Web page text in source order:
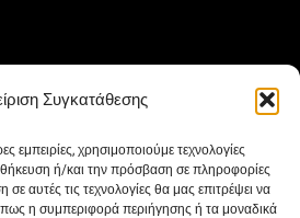
Συγκατάθεσης
εμπειρίες, χρησιμοποιούμε τεχνολογίες
ή/και την πρόσβαση σε πληροφορίες
αυτές τις τεχνολογίες θα μας επιτρέψει να
η συμπεριφορά περιήγησης ή τα μοναδικά